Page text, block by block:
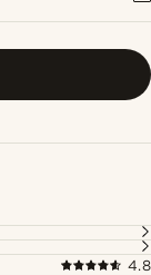
4.8